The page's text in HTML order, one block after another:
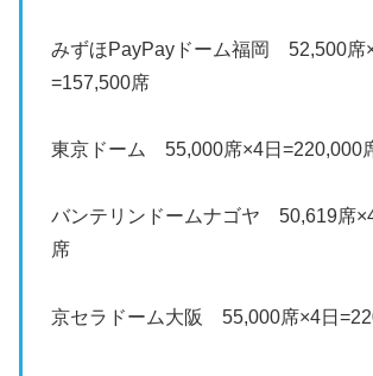
みずほPayPayドーム福岡 52,500席
=157,500席
東京ドーム 55,000席×4日=220,000
バンテリンドームナゴヤ 50,619席
席
京セラドーム大阪 55,000席×4日